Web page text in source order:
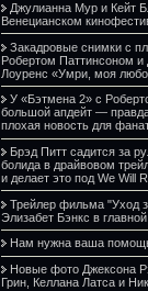
Джулианна Мур и Кейт
Венецианском
Закадровые снимки с
Робертом Паттинсоном
Лоуренс «Умри, моя
У «Бэтмена 2» с
большой апдейт —
плохая новость для
Брэд Питт садится за
болида в драйвовом
и делает это под We Will
Трейлер фильма "Уход
Элизабет Бэнкс в
Нам нужна ваша
Новые фото Джексона
Грин, Келлана Латса и